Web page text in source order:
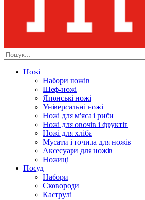
Ножі
Набори ножів
Шеф-ножі
Японські ножі
Універсальні ножі
Ножі для м'яса і риби
Ножі для овочів і фруктів
Ножі для хліба
Мусати і точила для ножів
Аксесуари для ножів
Ножиці
Посуд
Набори
Сковороди
Каструлі